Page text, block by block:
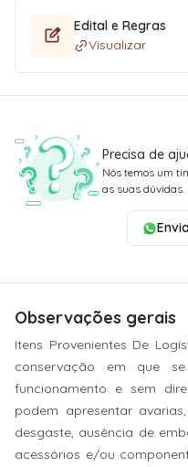
Edital e Regras
Visualizar
Precisa de
Nós temos um
as suas dúvidas.
Observações gerais
Itens Provenientes De
conservação em que
funcionamento e sem
podem apresentar
desgaste, ausência de
acessórios e/ou